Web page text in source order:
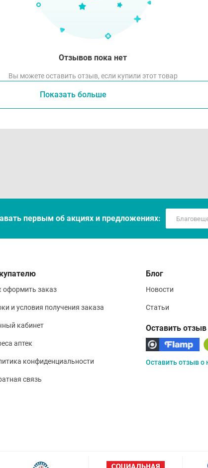
Отзывов пока нет
Вы можете оставить отзыв, если купили этот товар
Показать больше
первым об акцияx и предложениях:
оформить заказ
и условия получения заказа
кабинет
аптек
конфиденциальности
связь
Блог
Новости
Статьи
Оставить отзыв
Оставить отзыв о